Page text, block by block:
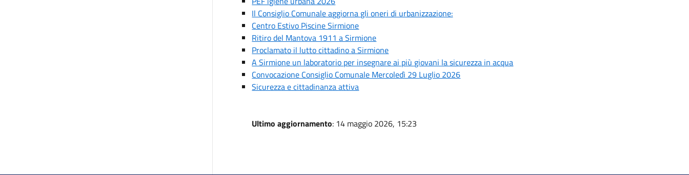
Il Consiglio Comunale aggiorna gli oneri di urbanizzazione:
Centro Estivo Piscine Sirmione
Ritiro del Mantova 1911 a Sirmione
Proclamato il lutto cittadino a Sirmione
A Sirmione un laboratorio per insegnare ai più giovani la sicurezza in acqua
Convocazione Consiglio Comunale Mercoledì 29 Luglio 2026
Sicurezza e cittadinanza attiva
Ultimo aggiornamento: 14 maggio 2026, 15:23